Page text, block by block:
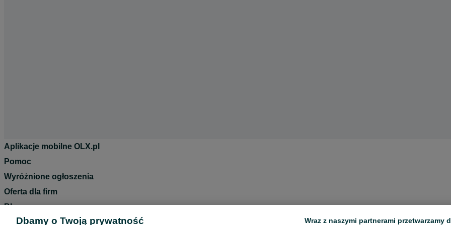
Aplikacje mobilne OLX.pl
Pomoc
Wyróżnione ogłoszenia
Oferta dla firm
Blog
Regulamin
Dbamy o Twoją prywatność Wraz z naszymi partnerami przetwarzamy